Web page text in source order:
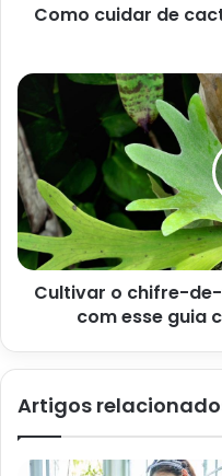
Pimenta
Clima
pimenta biquinho
tropical e subtropical,
o local possua uma faixa
que abrangem a
partir de setembro até
Como cuidar de
Cultivar o chifre-
com esse guia
Artigos